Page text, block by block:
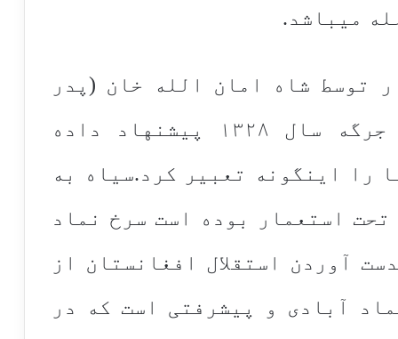
میباشد.
توسط شاه امان الله خان (پدر
افغانستان نوین) در لویه جرگه سال ۱۳۲۸ پیشنهاد داده
را اینگونه تعبیر کرد.سیاه به
استعمار بوده است سرخ نماد
آوردن استقلال افغانستان از
آبادی و پیشرفتی است که در